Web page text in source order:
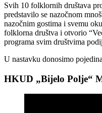
Svih 10 folklornih društava
predstavilo se nazočnom
nazočnim gostima i svemu
folklorna društva i otvorio
programa svim društvima
U nastavku donosimo
HKUD „Bijelo Polje“